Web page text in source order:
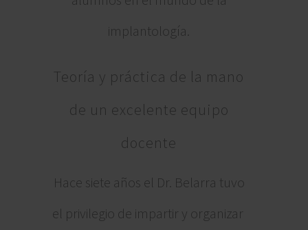
implantología.
Teoría y práctica de la mano
de un excelente equipo
docente
Hace siete años el Dr. Belarra tuvo
el privilegio de impartir y organizar